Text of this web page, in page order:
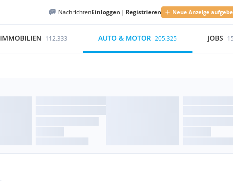
NachrichtenEinloggen | Registrieren Neue Anzeige
IMMOBILIEN 112.333 AUTO & MOTOR 205.325 JOBS